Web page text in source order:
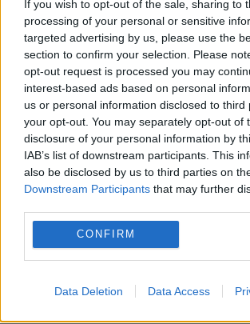
If you wish to opt-out of the sale, sharing to
processing of your personal or sensitive
targeted advertising by us, please use the
section to confirm your selection. Please
opt-out request is processed you may
interest-based ads based on personal
us or personal information disclosed to third
your opt-out. You may separately opt-out of
disclosure of your personal information by
IAB’s list of downstream participants. This
also be disclosed by us to third parties on
Downstream Participants that may further
CONFIRM
Data Deletion Data Access